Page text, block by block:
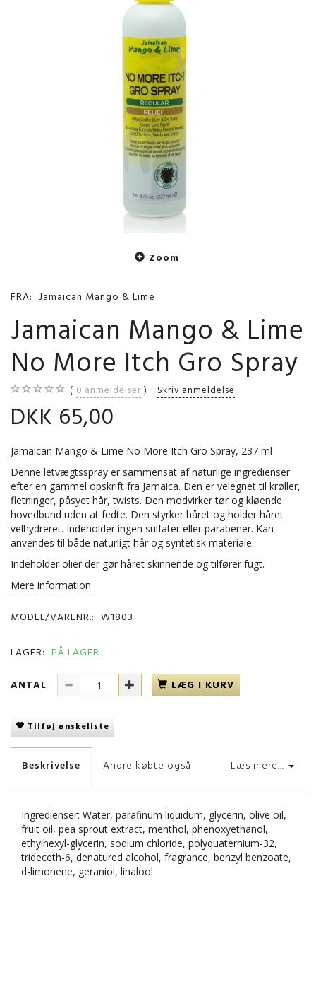
Zoom
FRA: Jamaican Mango & Lime
Jamaican Mango & Lime
No More Itch Gro Spray
0 anmeldelser Skriv anmeldelse
DKK 65,00
Jamaican Mango & Lime No More Itch Gro Spray, 237 ml
Denne letvægtsspray er sammensat af naturlige ingredienser
efter en gammel opskrift fra Jamaica. Den er velegnet til krøller,
fletninger, påsyet hår, twists. Den modvirker tør og kløende
hovedbund uden at fedte. Den styrker håret og holder håret
velhydreret. Indeholder ingen sulfater eller parabener. Kan
anvendes til både naturligt hår og syntetisk materiale.
Indeholder olier der gør håret skinnende og tilfører fugt.
Mere information
MODEL/VARENR.: W1803
LAGER: PÅ LAGER
ANTAL
LÆG I KURV
Tilføj ønskeliste
Læs mere...
Beskrivelse Andre købte også
Ingredienser: Water, parafinum liquidum, glycerin, olive oil,
fruit oil, pea sprout extract, menthol, phenoxyethanol,
ethylhexyl-glycerin, sodium chloride, polyquaternium-32,
trideceth-6, denatured alcohol, fragrance, benzyl benzoate,
d-limonene, geraniol, linalool